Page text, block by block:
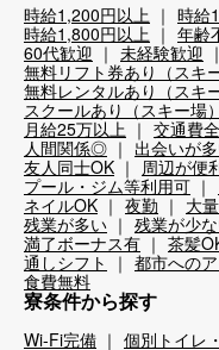
時給1,200円以上 時給
時給1,800円以上
年齢
60代歓迎
未経験歓迎
無料リフト券あり（スキー
無料レンタルあり（スキー
スクールあり（スキー場）
月給25万以上
交通費
人間関係◎
出会いが
友人同士OK
周辺が便
プール・ジム等利用可
ネイルOK
夜勤 大
残業が多い
残業が少
満了ボーナス有
茶髪
通しシフト
都市への
食費無料
寮条件から探す
Wi-Fi完備 個別トイレ